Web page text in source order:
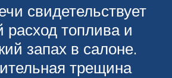
свидетельствует
топлива и
запах в салоне.
трещина